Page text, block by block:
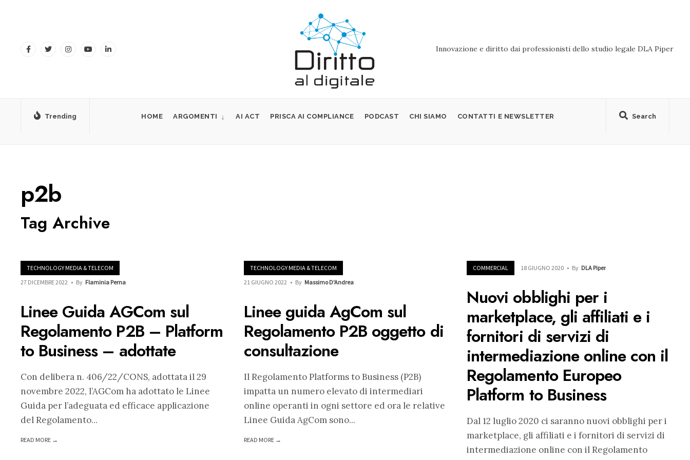
Innovazione e diritto dai professionisti dello studio legale DLA Piper
Trending Search
HOME ARGOMENTI AI ACT PRISCA AI COMPLIANCE PODCAST CHI SIAMO CONTATTI E NEWSLETTER
p2b
Tag Archive
TECHNOLOGY MEDIA & TELECOM
27 DICEMBRE 2022 • By Flaminia Perna
Linee Guida AGCom sul
Regolamento P2B – Platform
to Business – adottate
Con delibera n. 406/22/CONS, adottata il 29
novembre 2022, l’AGCom ha adottato le Linee
Guida per l’adeguata ed efficace applicazione
del Regolamento...
READ MORE →
TECHNOLOGY MEDIA & TELECOM
21 GIUGNO 2022 • By Massimo D'Andrea
Linee guida AgCom sul
Regolamento P2B oggetto di
consultazione
Il Regolamento Platforms to Business (P2B)
impatta un numero elevato di intermediari
online operanti in ogni settore ed ora le relative
Linee Guida AgCom sono...
READ MORE →
COMMERCIAL 18 GIUGNO 2020 • By DLA Piper
Nuovi obblighi per i
marketplace, gli affiliati e i
fornitori di servizi di
intermediazione online con il
Regolamento Europeo
Platform to Business
Dal 12 luglio 2020 ci saranno nuovi obblighi per i
marketplace, gli affiliati e i fornitori di servizi di
intermediazione online con il Regolamento